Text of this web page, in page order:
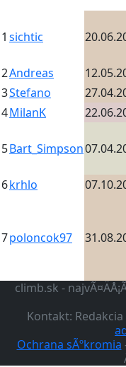
1 sichtic
2Andreas
3Stefano
4MilanK
5Bart_Simpson
6krhlo
7poloncok97
climb.sk -
Kontakt: Redakcia
Ochrana sÃºkromia